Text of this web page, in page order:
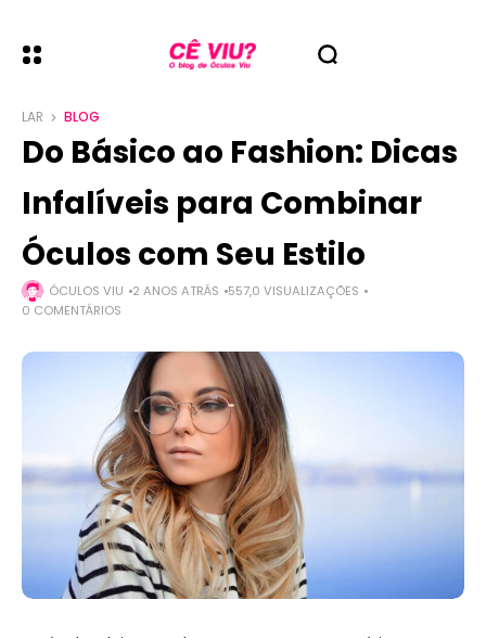
LAR BLOG
Do Básico ao Fashion: Dicas
Infalíveis para Combinar
Óculos com Seu Estilo
ÓCULOS VIU 2 ANOS ATRÁS
557,0 VISUALIZAÇÕES
0 COMENTÁRIOS